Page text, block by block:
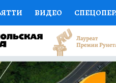
ВИДЕО
НАУКА СПОРТ
ДОКТОР